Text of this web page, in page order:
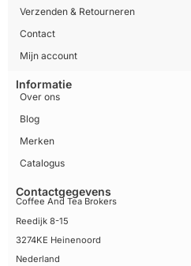
Verzenden & Retourneren
Contact
Mijn account
Informatie
Over ons
Blog
Merken
Catalogus
Contactgegevens
Coffee And Tea Brokers
Reedijk 8-15
3274KE Heinenoord
Nederland